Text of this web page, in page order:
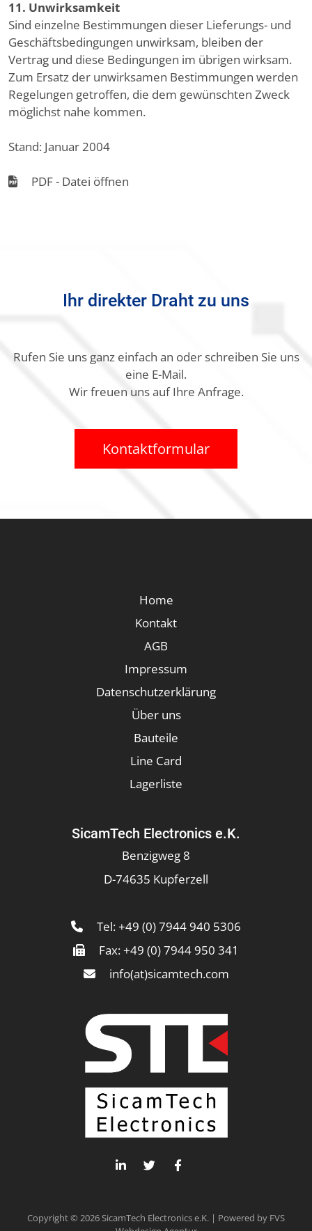
11. Unwirksamkeit
Sind einzelne Bestimmungen dieser Lieferungs- und
Geschäftsbedingungen unwirksam, bleiben der
Vertrag und diese Bedingungen im übrigen wirksam.
Zum Ersatz der unwirksamen Bestimmungen werden
Regelungen getroffen, die dem gewünschten Zweck
möglichst nahe kommen.
Stand: Januar 2004
PDF - Datei öffnen
Ihr direkter Draht zu uns
Rufen Sie uns ganz einfach an oder schreiben Sie uns
eine E-Mail.
Wir freuen uns auf Ihre Anfrage.
Kontaktformular
Home
Kontakt
AGB
Impressum
Datenschutzerklärung
Über uns
Bauteile
Line Card
Lagerliste
SicamTech Electronics e.K.
Benzigweg 8
D-74635 Kupferzell
Tel: +49 (0) 7944 940 5306
Fax: +49 (0) 7944 950 341
info(at)sicamtech.com
Copyright © 2026 SicamTech Electronics e.K. | Powered by FVS